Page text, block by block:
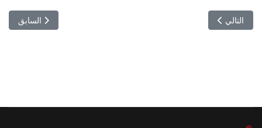
المقال
السابق
المقال التالي: زيارة مفاجئة تكشف خفايا ميناء بنزرت: خولة بالأخضر
التالي